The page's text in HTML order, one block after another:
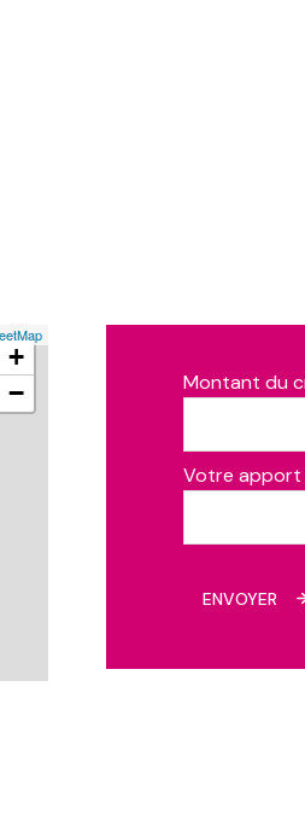
+
−
Montant du
Votre apport
ENVOYER